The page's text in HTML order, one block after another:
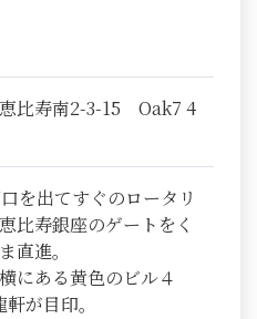
比寿南2-3-15 Oak7 4
を出てすぐのロータリ
比寿銀座のゲートをく
直進。
にある黄色のビル４
が目印。